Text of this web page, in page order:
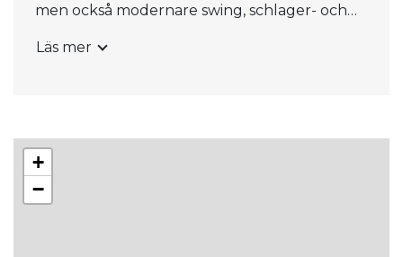
men också modernare swing, schlager- och
Läs mer
+
−